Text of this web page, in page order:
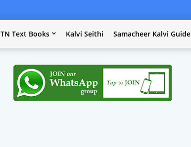
TN Text Books Kalvi Seithi Samacheer Kalvi Guide